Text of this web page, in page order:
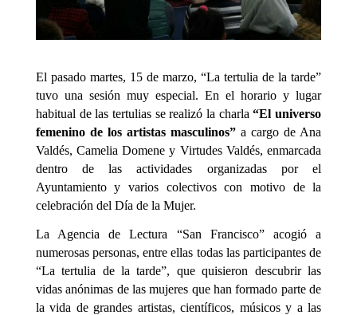
El pasado martes, 15 de marzo, “La tertulia de la tarde”
tuvo una sesión muy especial. En el horario y lugar
habitual de las tertulias se realizó la charla“El universo
femenino de los artistas masculinos”a cargo de Ana
Valdés, Camelia Domene y Virtudes Valdés, enmarcada
dentro de las actividades organizadas por el
Ayuntamiento y varios colectivos con motivo de la
celebración del Día de la Mujer.
La Agencia de Lectura “San Francisco” acogió a
numerosas personas, entre ellas todas las participantes de
“La tertulia de la tarde”, que quisieron descubrir las
vidas anónimas de las mujeres que han formado parte de
la vida de grandes artistas, científicos, músicos y a las